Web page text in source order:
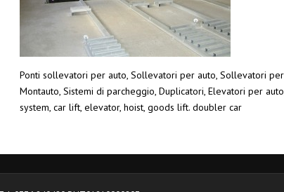
Ponti sollevatori per auto, Sollevatori per auto, Sollevatori
Montauto, Sistemi di parcheggio, Duplicatori, Elevatori per
system, car lift, elevator, hoist, goods lift. doubler car